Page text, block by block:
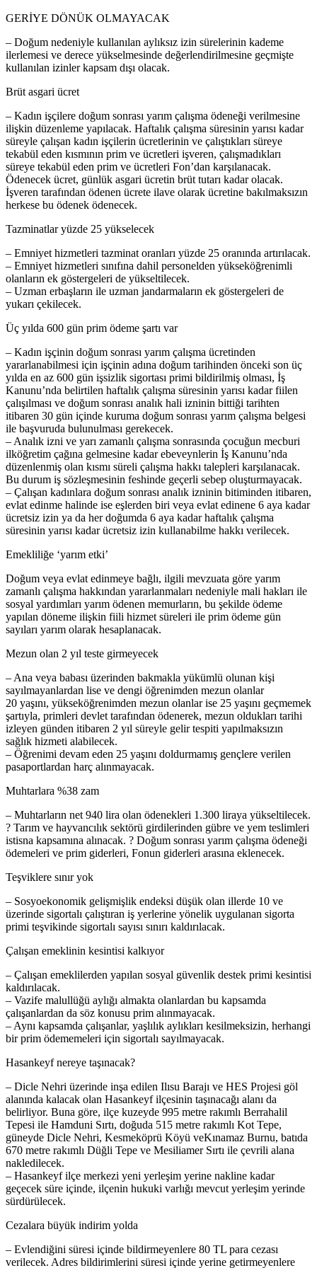
GERİYE DÖNÜK OLMAYACAK
– Doğum nedeniyle kullanılan aylıksız izin sürelerinin kademe
ilerlemesi ve derece yükselmesinde değerlendirilmesine geçmişte
kullanılan izinler kapsam dışı olacak.
Brüt asgari ücret
– Kadın işçilere doğum sonrası yarım çalışma ödeneği verilmesine
ilişkin düzenleme yapılacak. Haftalık çalışma süresinin yarısı kadar
süreyle çalışan kadın işçilerin ücretlerinin ve çalıştıkları süreye
tekabül eden kısmının prim ve ücretleri işveren, çalışmadıkları
süreye tekabül eden prim ve ücretleri Fon’dan karşılanacak.
Ödenecek ücret, günlük asgari ücretin brüt tutarı kadar olacak.
İşveren tarafından ödenen ücrete ilave olarak ücretine bakılmaksızın
herkese bu ödenek ödenecek.
Tazminatlar yüzde 25 yükselecek
– Emniyet hizmetleri tazminat oranları yüzde 25 oranında artırılacak.
– Emniyet hizmetleri sınıfına dahil personelden yükseköğrenimli
olanların ek göstergeleri de yükseltilecek.
– Uzman erbaşların ile uzman jandarmaların ek göstergeleri de
yukarı çekilecek.
Üç yılda 600 gün prim ödeme şartı var
– Kadın işçinin doğum sonrası yarım çalışma ücretinden
yararlanabilmesi için işçinin adına doğum tarihinden önceki son üç
yılda en az 600 gün işsizlik sigortası primi bildirilmiş olması, İş
Kanunu’nda belirtilen haftalık çalışma süresinin yarısı kadar fiilen
çalışılması ve doğum sonrası analık hali izninin bittiği tarihten
itibaren 30 gün içinde kuruma doğum sonrası yarım çalışma belgesi
ile başvuruda bulunulması gerekecek.
– Analık izni ve yarı zamanlı çalışma sonrasında çocuğun mecburi
ilköğretim çağına gelmesine kadar ebeveynlerin İş Kanunu’nda
düzenlenmiş olan kısmı süreli çalışma hakkı talepleri karşılanacak.
Bu durum iş sözleşmesinin feshinde geçerli sebep oluşturmayacak.
– Çalışan kadınlara doğum sonrası analık izninin bitiminden itibaren,
evlat edinme halinde ise eşlerden biri veya evlat edinene 6 aya kadar
ücretsiz izin ya da her doğumda 6 aya kadar haftalık çalışma
süresinin yarısı kadar ücretsiz izin kullanabilme hakkı verilecek.
Emekliliğe ‘yarım etki’
Doğum veya evlat edinmeye bağlı, ilgili mevzuata göre yarım
zamanlı çalışma hakkından yararlanmaları nedeniyle mali hakları ile
sosyal yardımları yarım ödenen memurların, bu şekilde ödeme
yapılan döneme ilişkin fiili hizmet süreleri ile prim ödeme gün
sayıları yarım olarak hesaplanacak.
Mezun olan 2 yıl teste girmeyecek
– Ana veya babası üzerinden bakmakla yükümlü olunan kişi
sayılmayanlardan lise ve dengi öğrenimden mezun olanlar
20 yaşını, yükseköğrenimden mezun olanlar ise 25 yaşını geçmemek
şartıyla, primleri devlet tarafından ödenerek, mezun oldukları tarihi
izleyen günden itibaren 2 yıl süreyle gelir tespiti yapılmaksızın
sağlık hizmeti alabilecek.
– Öğrenimi devam eden 25 yaşını doldurmamış gençlere verilen
pasaportlardan harç alınmayacak.
Muhtarlara %38 zam
– Muhtarların net 940 lira olan ödenekleri 1.300 liraya yükseltilecek.
? Tarım ve hayvancılık sektörü girdilerinden gübre ve yem teslimleri
istisna kapsamına alınacak. ? Doğum sonrası yarım çalışma ödeneği
ödemeleri ve prim giderleri, Fonun giderleri arasına eklenecek.
Teşviklere sınır yok
– Sosyoekonomik gelişmişlik endeksi düşük olan illerde 10 ve
üzerinde sigortalı çalıştıran iş yerlerine yönelik uygulanan sigorta
primi teşvikinde sigortalı sayısı sınırı kaldırılacak.
Çalışan emeklinin kesintisi kalkıyor
– Çalışan emeklilerden yapılan sosyal güvenlik destek primi kesintisi
kaldırılacak.
– Vazife malullüğü aylığı almakta olanlardan bu kapsamda
çalışanlardan da söz konusu prim alınmayacak.
– Aynı kapsamda çalışanlar, yaşlılık aylıkları kesilmeksizin, herhangi
bir prim ödememeleri için sigortalı sayılmayacak.
Hasankeyf nereye taşınacak?
– Dicle Nehri üzerinde inşa edilen Ilısu Barajı ve HES Projesi göl
alanında kalacak olan Hasankeyf ilçesinin taşınacağı alanı da
belirliyor. Buna göre, ilçe kuzeyde 995 metre rakımlı Berrahalil
Tepesi ile Hamduni Sırtı, doğuda 515 metre rakımlı Kot Tepe,
güneyde Dicle Nehri, Kesmeköprü Köyü veKınamaz Burnu, batıda
670 metre rakımlı Düğli Tepe ve Mesiliamer Sırtı ile çevrili alana
nakledilecek.
– Hasankeyf ilçe merkezi yeni yerleşim yerine nakline kadar
geçecek süre içinde, ilçenin hukuki varlığı mevcut yerleşim yerinde
sürdürülecek.
Cezalara büyük indirim yolda
– Evlendiğini süresi içinde bildirmeyenlere 80 TL para cezası
verilecek. Adres bildirimlerini süresi içinde yerine getirmeyenlere